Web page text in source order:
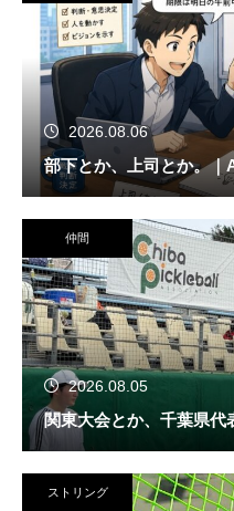
2026.08.06
部下とか、上司とか。｜
仲間
2026.08.05
関東大会とか、千葉県代
ストリング